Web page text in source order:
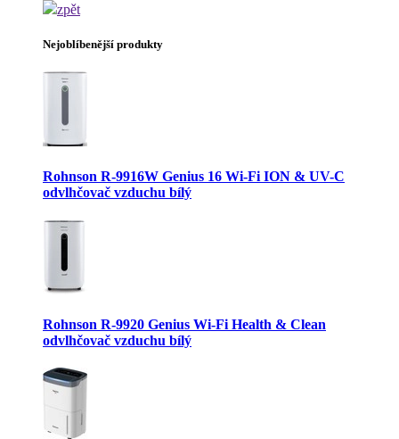
zpět
Nejoblíbenější produkty
Rohnson R-9916W Genius 16 Wi-Fi ION & UV-C
odvlhčovač vzduchu bílý
Rohnson R-9920 Genius Wi-Fi Health & Clean
odvlhčovač vzduchu bílý